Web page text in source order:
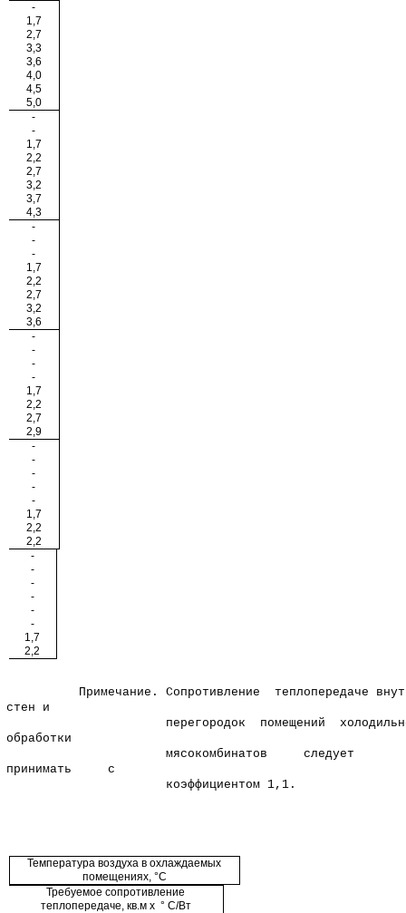
-
1,7
2,7
3,3
3,6
4,0
4,5
5,0
-
-
1,7
2,2
2,7
3,2
3,7
4,3
-
-
-
1,7
2,2
2,7
3,2
3,6
-
-
-
-
1,7
2,2
2,7
2,9
-
-
-
-
-
1,7
2,2
2,2
-
-
-
-
-
-
1,7
2,2
Примечание. Сопротивление теплопередаче
стен и
перегородок помещений
обработки
мясокомбинатов следует
принимать с
коэффициентом 1,1.
Температура воздуха в охлаждаемых
помещениях, °С
Требуемое сопротивление
теплопередаче, кв.м х ° С/Вт